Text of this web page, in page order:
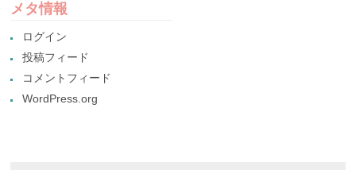
メタ情報
ログイン
投稿フィード
コメントフィード
WordPress.org